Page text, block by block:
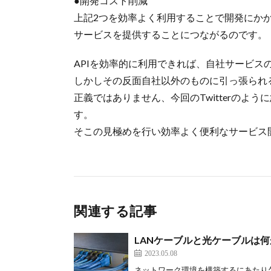
上記2つを効率よく利用することで開発に
サービスを提供することにつながるのです。
APIを効率的に利用できれば、自社サービス
しかしその反面自社以外のものに引っ張ら
正義ではありません、今回のTwitterのよう
す。
そこの見極めを行い効率よく便利なサービ
関連する記事
LANケーブルと光ケーブルは
2023.05.08